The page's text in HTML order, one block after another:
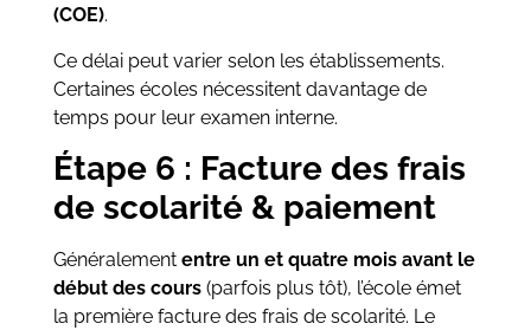
(COE).
Ce délai peut varier selon les établissements.
Certaines écoles nécessitent davantage de
temps pour leur examen interne.
Étape 6 : Facture des frais
de scolarité & paiement
Généralement entre un et quatre mois avant le
début des cours(parfois plus tôt), l’école émet
la première facture des frais de scolarité. Le